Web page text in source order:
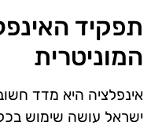
תפקיד
המוניטרית
אינפלציה היא מדד
ישראל עושה שימוש